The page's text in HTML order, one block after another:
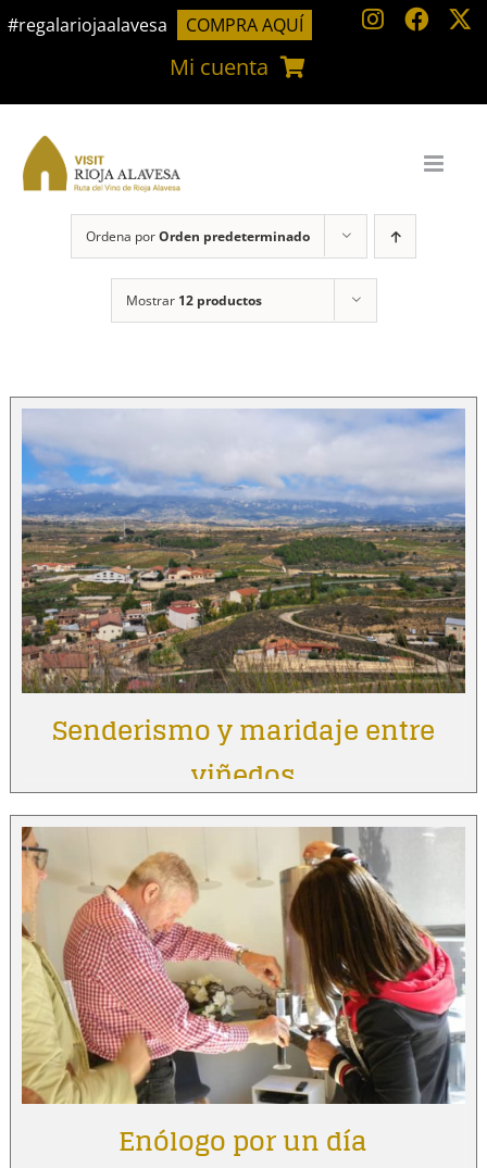
Saltar
#regalariojaalavesa COMPRA AQUÍ
Mi cuenta
Ordena porOrden predeterminado
Mostrar 12 productos
Senderismo y maridaje entre
viñedos
Enólogo por un día